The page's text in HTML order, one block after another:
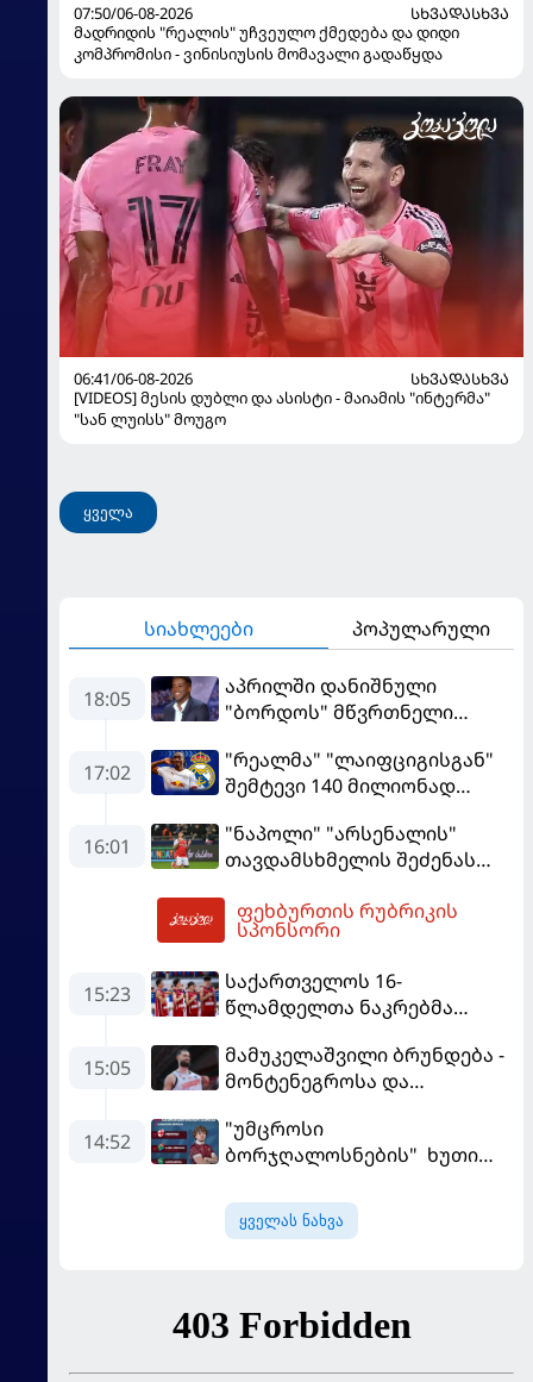
07:50/06-08-2026
ᲡᲮᲕᲐᲓᲐᲡᲮᲕᲐ
მადრიდის "რეალის" უჩვეულო ქმედება და დიდი
კომპრომისი - ვინისიუსის მომავალი გადაწყდა
06:41/06-08-2026
ᲡᲮᲕᲐᲓᲐᲡᲮᲕᲐ
[VIDEOS] მესის დუბლი და ასისტი - მაიამის "ინტერმა"
"სან ლუისს" მოუგო
ყველა
სიახლეები პოპულარული
18:05
აპრილში დანიშნული
"ბორდოს" მწვრთნელი
17:02
"რეალმა" "ლაიფციგისგან"
შემტევი 140 მილიონად
16:01
"ნაპოლი" "არსენალის"
თავდამსხმელის შეძენას
ფეხბურთის რუბრიკის
სპონსორი
15:23
საქართველოს 16-
წლამდელთა ნაკრებმა
მარცხით გახსნა
15:05
მამუკელაშვილი ბრუნდება -
მონტენეგროსა და
მატჩებისთვის საქართველო
მზადებას 15
14:52
"უმცროსი
ბორჯღალოსნების" ხუთი
ყველას ნახვა